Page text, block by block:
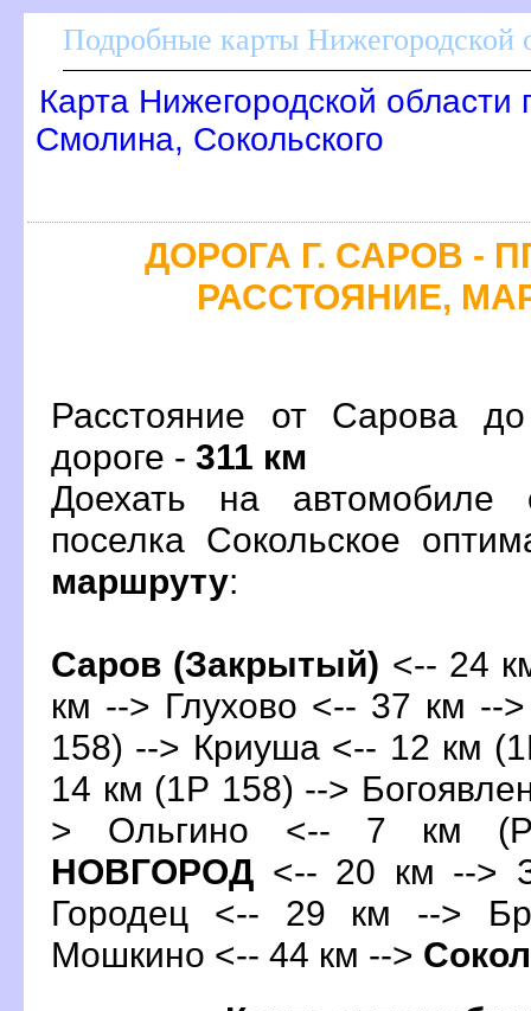
Подробные карты Нижегородской
Карта Нижегородской области
Смолина, Сокольского
ДОРОГА Г. САРОВ -
РАССТОЯНИЕ,
Расстояние от Сарова
дороге - 311 км
Доехать на
поселка Сокольское
маршруту:
Саров (Закрытый) <-- 24
км --> Глухово <-- 37 км --
158) --> Криуша <-- 12 км
14 км (1Р 158) -->
> Ольгино <-- 7 км
НОВГОРОД <-- 20 км -->
Городец <-- 29 км -->
Мошкино <-- 44 км -->